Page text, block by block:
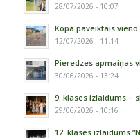
28/07/2026 - 10:07
Kopā paveiktais vieno
12/07/2026 - 11:14
Pieredzes apmaiņas
30/06/2026 - 13:24
9. klases izlaidums –
29/06/2026 - 10:16
12. klases izlaidums